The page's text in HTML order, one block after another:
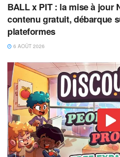
BALL x PIT : la mise à jour
contenu gratuit, débarque
plateformes
6 AOÛT 2026